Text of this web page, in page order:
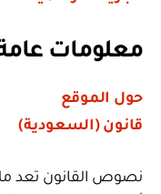
معلومات
حول الموقع
قانون (السعودية)
نصوص القانون تعد